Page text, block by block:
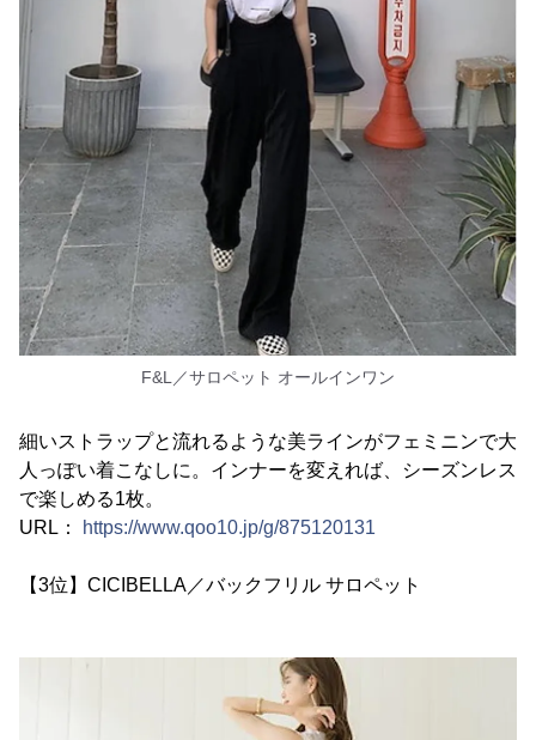
F&L／サロペット オールインワン
細いストラップと流れるような美ラインがフェミニンで大
人っぽい着こなしに。インナーを変えれば、シーズンレス
で楽しめる1枚。
URL：
https://www.qoo10.jp/g/875120131
【3位】CICIBELLA／バックフリル サロペット